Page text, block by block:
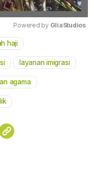
Powered by GliaStudios
haji
layanan imigrasi
agama